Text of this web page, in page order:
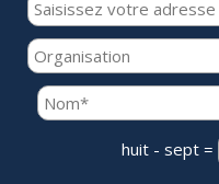
huit - sept =